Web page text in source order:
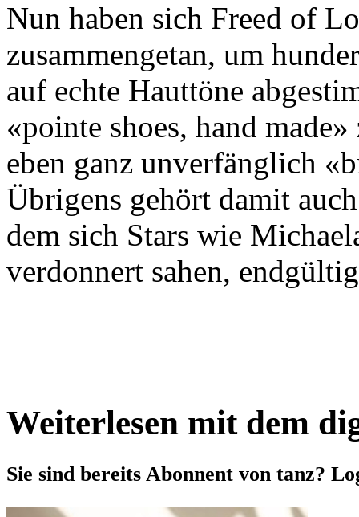
Nun haben sich Freed of
zusammengetan, um
auf echte Hauttöne
«pointe shoes, hand
eben ganz unverfänglich
Übrigens gehört damit
dem sich Stars wie
verdonnert sahen,
Weiterlesen mit dem
Sie sind bereits Abonnent von tanz?